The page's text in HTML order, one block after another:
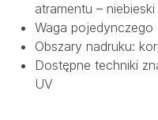
atramentu – niebieski
Waga pojedynczego
Obszary nadruku:
Dostępne techniki
UV